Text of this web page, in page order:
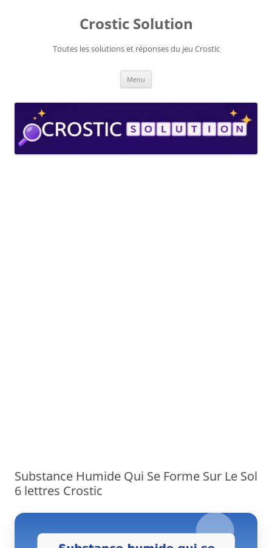
Crostic Solution
Toutes les solutions et réponses du jeu Crostic
Menu
Substance Humide Qui Se Forme Sur Le Sol
6 lettres Crostic